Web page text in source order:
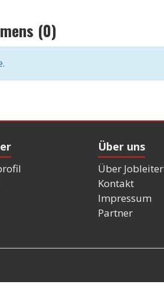
(0)
Über uns
Über Jobleiter
Kontakt
Impressum
Partner